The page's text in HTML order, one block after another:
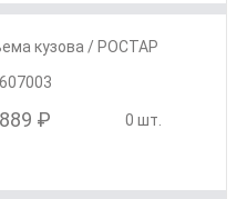
кузова / РОСТАР
₽ 0 шт.